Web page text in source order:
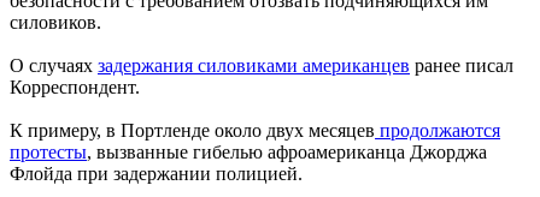
силовиков.
О случаях задержания силовиками американцев ранее писал
Корреспондент.
К примеру, в Портленде около двух месяцев продолжаются
протесты, вызванные гибелью афроамериканца Джорджа
Флойда при задержании полицией.